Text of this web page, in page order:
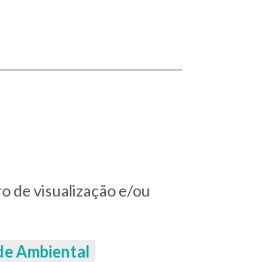
de visualização e/ou
Ambiental